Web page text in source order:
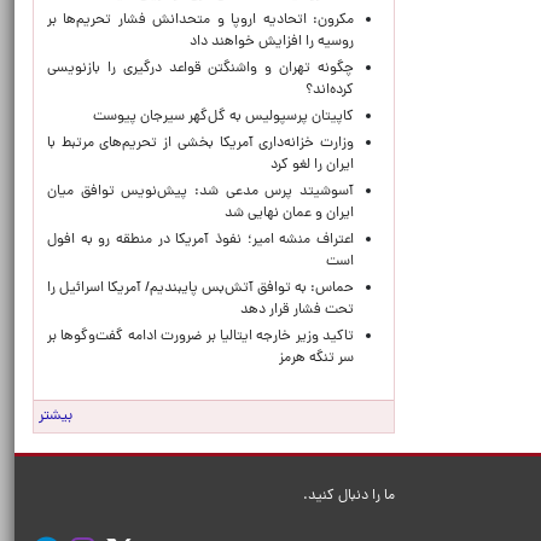
مکرون: اتحادیه اروپا و متحدانش فشار تحریم‌ها بر
روسیه را افزایش خواهند داد
چگونه تهران و واشنگتن قواعد درگیری را بازنویسی
کرده‌اند؟
کاپیتان پرسپولیس به گل‌گهر سیرجان پیوست
وزارت خزانه‌داری آمریکا بخشی از تحریم‌های مرتبط با
ایران را لغو کرد
آسوشیتد پرس مدعی شد: پیش‌نویس توافق میان
ایران و عمان نهایی شد
اعتراف منشه امیر؛ نفوذ آمریکا در منطقه رو به افول
است
حماس: به توافق آتش‌بس پایبندیم/ آمریکا اسرائیل را
تحت فشار قرار دهد
تاکید وزیر خارجه ایتالیا بر ضرورت ادامه گفت‌وگوها بر
سر تنگه هرمز
بیشتر
ما را دنبال کنید.